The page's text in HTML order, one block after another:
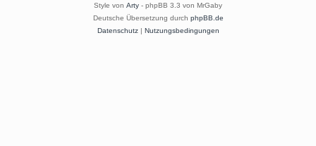
Style von Arty - phpBB 3.3 von MrGaby
Deutsche Übersetzung durch phpBB.de
Datenschutz| Nutzungsbedingungen